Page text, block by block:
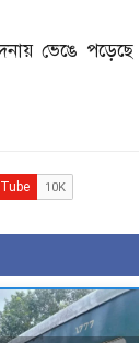
ভেঙে পড়েছে